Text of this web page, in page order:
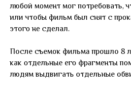
любой момент мог потребовать,
или чтобы фильм был снят с
этого не сделал.
После съемок фильма прошло 8
как отдельные его фрагменты
людям выдвигать отдельные